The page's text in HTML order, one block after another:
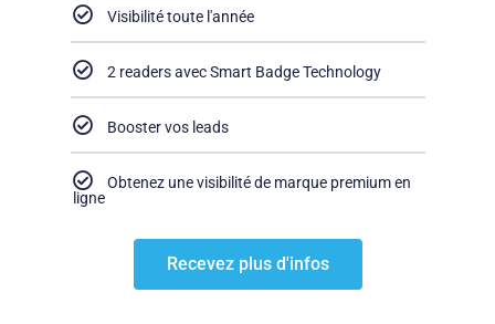
Visibilité toute l'année
2 readers avec Smart Badge Technology
Booster vos leads
Obtenez une visibilité de marque premium en
ligne
Recevez plus d'infos